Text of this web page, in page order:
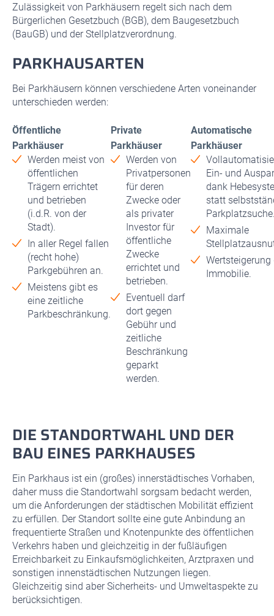
Zulässigkeit von Parkhäusern regelt sich nach dem
Bürgerlichen Gesetzbuch (BGB), dem Baugesetzbuch
(BauGB) und der Stellplatzverordnung.
PARKHAUSARTEN
Bei Parkhäusern können verschiedene Arten voneinander
unterschieden werden:
Öffentliche
Parkhäuser
Private
Parkhäuser
Automatische
Parkhäuser
Werden meist von
öffentlichen
Trägern errichtet
und betrieben
(i.d.R. von der
Stadt).
In aller Regel fallen
(recht hohe)
Parkgebühren an.
Meistens gibt es
eine zeitliche
Parkbeschränkung.
Werden von
Privatpersonen
für deren
Zwecke oder
als privater
Investor für
öffentliche
Zwecke
errichtet und
betrieben.
Eventuell darf
dort gegen
Gebühr und
zeitliche
Beschränkung
geparkt
werden.
Ein- und
dank
statt
Maximale
Wertsteigerung
Immobilie.
DIE STANDORTWAHL UND DER
BAU EINES PARKHAUSES
Ein Parkhaus ist ein (großes) innerstädtisches Vorhaben,
daher muss die Standortwahl sorgsam bedacht werden,
um die Anforderungen der städtischen Mobilität effizient
zu erfüllen. Der Standort sollte eine gute Anbindung an
frequentierte Straßen und Knotenpunkte des öffentlichen
Verkehrs haben und gleichzeitig in der fußläufigen
Erreichbarkeit zu Einkaufsmöglichkeiten, Arztpraxen und
sonstigen innenstädtischen Nutzungen liegen.
Gleichzeitig sind aber Sicherheits- und Umweltaspekte zu
berücksichtigen.